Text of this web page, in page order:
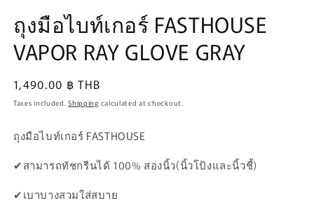
ถุงมือไบท์เกอร์ FASTHOUSE
VAPOR RAY GLOVE GRAY
Regular
price
1,490.00 ฿ THB
Taxes included.Shipping calculated at checkout.
ถุงมือไบท์เกอร์ FASTHOUSE
✔สามารถทัชกรีนได้ 100% สองนิ้ว(นิ้วโป้งและนิ้วชี้)
✔เบาบางสวมใส่สบาย